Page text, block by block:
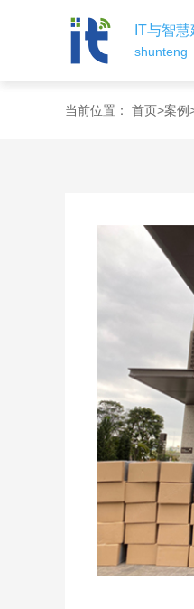
IT与智
shunteng
当前位置： 首页>案例